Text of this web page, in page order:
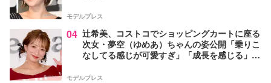
モデルプレス
04 辻希美、コストコでショッピングカートに座る
次女・夢空（ゆめあ）ちゃんの姿公開「乗りこ
なしてる感じが可愛すぎ」「成長を感じる」の
モデルプレス